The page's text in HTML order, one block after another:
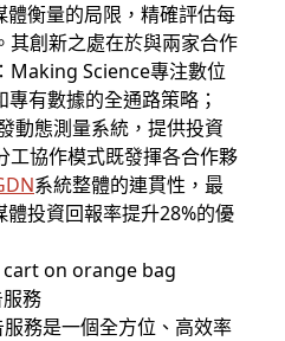
體衡量的局限，精確評估每
其創新之處在於與兩家合作
Making Science專注數位
有數據的全通路策略；
動態測量系統，提供投資
工協作模式既發揮各合作夥
系統整體的連貫性，最
體投資回報率提升28%的優
務
服務是一個全方位、高效率